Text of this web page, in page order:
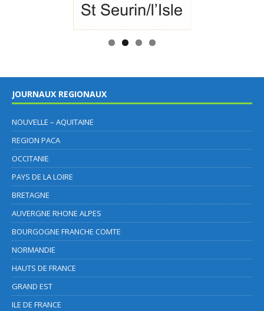
JOURNAUX REGIONAUX
NOUVELLE – AQUITAINE
REGION PACA
OCCITANIE
PAYS DE LA LOIRE
BRETAGNE
AUVERGNE RHONE ALPES
BOURGOGNE FRANCHE COMTE
NORMANDIE
HAUTS DE FRANCE
GRAND EST
ILE DE FRANCE